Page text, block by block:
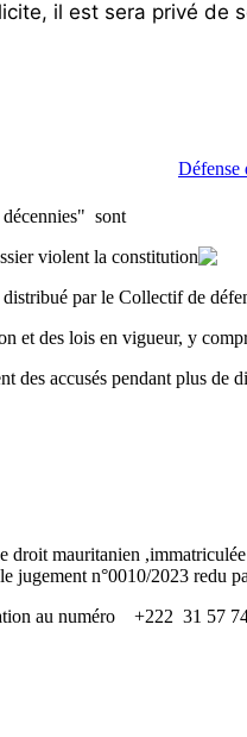
il est sera privé
Défense
décennies" sont
par le Collectif de
et des lois en vigueur, y
accusés pendant plus
mauritanien ,immatriculée
n°0010/2023 redu